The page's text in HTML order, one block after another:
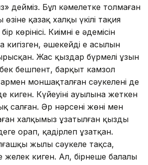
дейміз. Бұл кәмелетке толмаған
қазақ халқы үкілі тақия
бір көрінісі. Киімнің ең әдемісін
әшекейдің ең асылын
Жас қыздар бүрмелі ұзын
бешпент, барқыт камзол
моншақталған сәукелені де
киген. Күйеуінің ауылына жеткен
салған. Әр нәрсенің жөні мен
халқымыз ұзатылған қызды
орап, қадірлеп ұзатқан.
жылы сәукеле тақса,
желек киген. Ал, бірнеше балалы